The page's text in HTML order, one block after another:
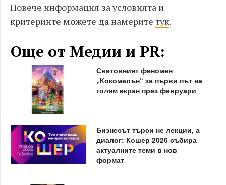
Повече информация за условията и
критериите можете да намерите тук.
Още от Медии и PR:
Световният феномен
„Кокомелън“ за първи път на
голям екран през февруари
Бизнесът търси не лекции, а
диалог: Кошер 2026 събира
актуалните теми в нов
формат